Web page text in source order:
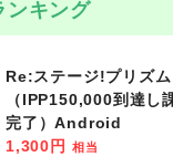
ンキング
Re:ステージ!プリズ
（IPP150,000到達し
完了）Android
1,300円
相当